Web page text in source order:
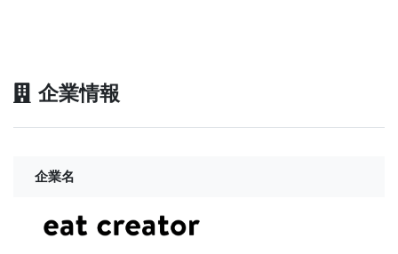
企業情報
企業名